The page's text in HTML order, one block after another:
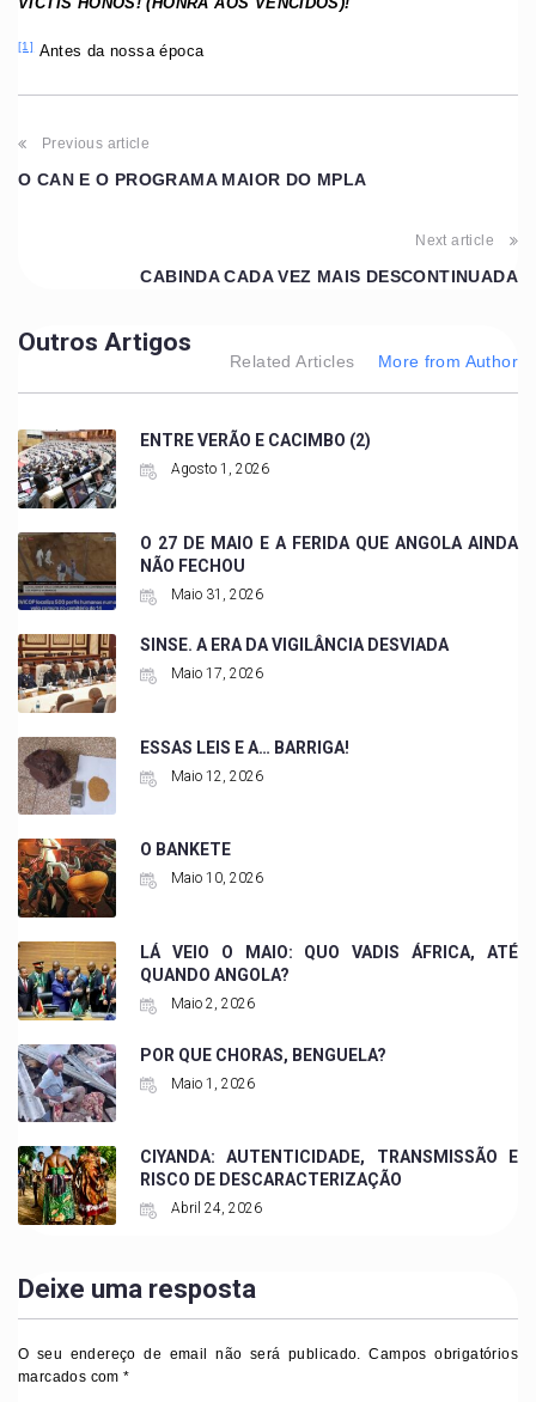
[1]Antes da nossa época
Previous article
O CAN E O PROGRAMA MAIOR DO MPLA
Next article
CABINDA CADA VEZ MAIS DESCONTINUADA
Outros Artigos
Related Articles More from Author
ENTRE VERÃO E CACIMBO (2)
Agosto 1, 2026
O 27 DE MAIO E A FERIDA QUE ANGOLA AINDA
NÃO FECHOU
Maio 31, 2026
SINSE. A ERA DA VIGILÂNCIA DESVIADA
Maio 17, 2026
ESSAS LEIS E A… BARRIGA!
Maio 12, 2026
O BANKETE
Maio 10, 2026
LÁ VEIO O MAIO: QUO VADIS ÁFRICA, ATÉ
QUANDO ANGOLA?
Maio 2, 2026
POR QUE CHORAS, BENGUELA?
Maio 1, 2026
CIYANDA: AUTENTICIDADE, TRANSMISSÃO E
RISCO DE DESCARACTERIZAÇÃO
Abril 24, 2026
Deixe uma resposta
O seu endereço de email não será publicado.
Campos obrigatórios
marcados com*